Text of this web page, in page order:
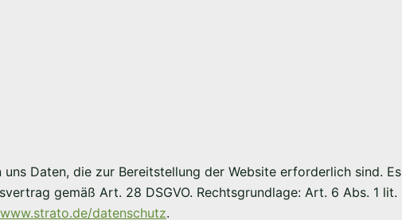
Daten, die zur Bereitstellung der Website erforderlich sind. Es
gemäß Art. 28 DSGVO. Rechtsgrundlage: Art. 6 Abs. 1 lit.
www.strato.de/datenschutz.